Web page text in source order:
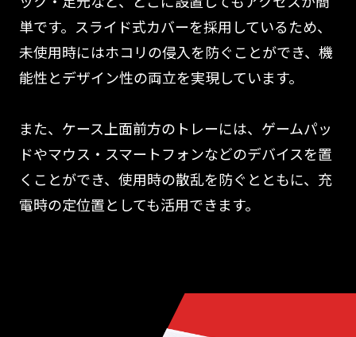
単です。スライド式カバーを採用しているため、
未使用時にはホコリの侵入を防ぐことができ、機
能性とデザイン性の両立を実現しています。
また、ケース上面前方のトレーには、ゲームパッ
ドやマウス・スマートフォンなどのデバイスを置
くことができ、使用時の散乱を防ぐとともに、充
電時の定位置としても活用できます。